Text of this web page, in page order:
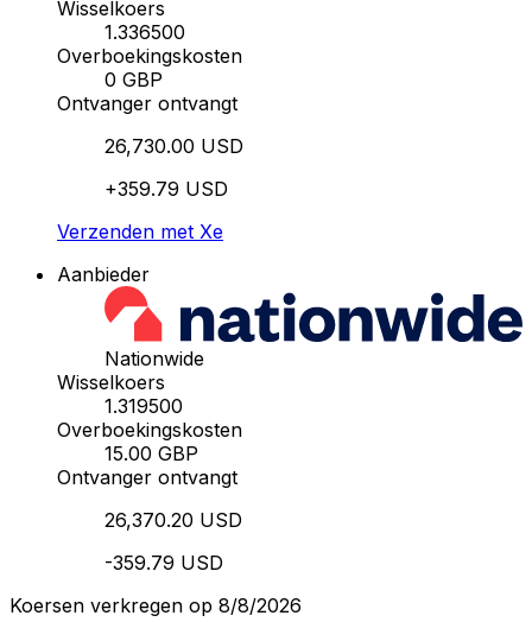
Wisselkoers
1.336500
Overboekingskosten
0 GBP
Ontvanger ontvangt
26,730.00 USD
+359.79 USD
Verzenden met Xe
Aanbieder
Nationwide
Wisselkoers
1.319500
Overboekingskosten
15.00 GBP
Ontvanger ontvangt
26,370.20 USD
-359.79 USD
Koersen verkregen op 8/8/2026